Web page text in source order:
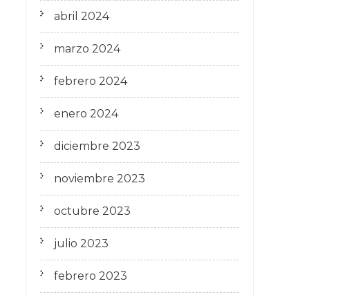
abril 2024
marzo 2024
febrero 2024
enero 2024
diciembre 2023
noviembre 2023
octubre 2023
julio 2023
febrero 2023